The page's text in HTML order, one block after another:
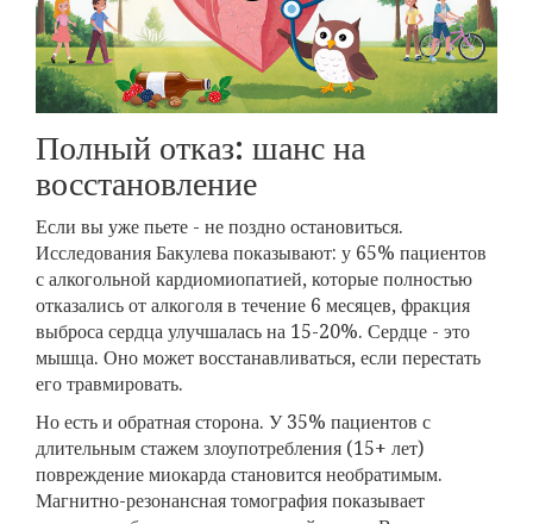
Полный отказ: шанс на
восстановление
Если вы уже пьете - не поздно остановиться.
Исследования Бакулева показывают: у 65% пациентов
с алкогольной кардиомиопатией, которые полностью
отказались от алкоголя в течение 6 месяцев, фракция
выброса сердца улучшалась на 15-20%. Сердце - это
мышца. Оно может восстанавливаться, если перестать
его травмировать.
Но есть и обратная сторона. У 35% пациентов с
длительным стажем злоупотребления (15+ лет)
повреждение миокарда становится необратимым.
Магнитно-резонансная томография показывает